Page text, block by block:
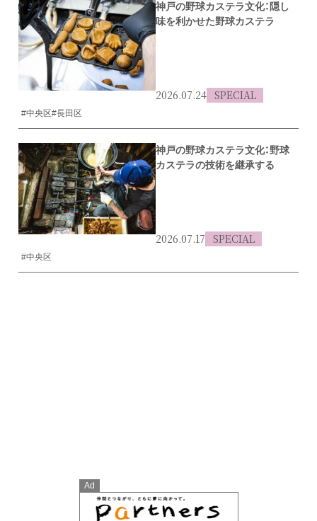
神戸の野球カステラ文化：隠し
味を利かせた野球カステラ
2026.07.24 SPECIAL
#中央区#長田区
神戸の野球カステラ文化：野球
カステラの技術を継承する
2026.07.17 SPECIAL
#中央区
Ad